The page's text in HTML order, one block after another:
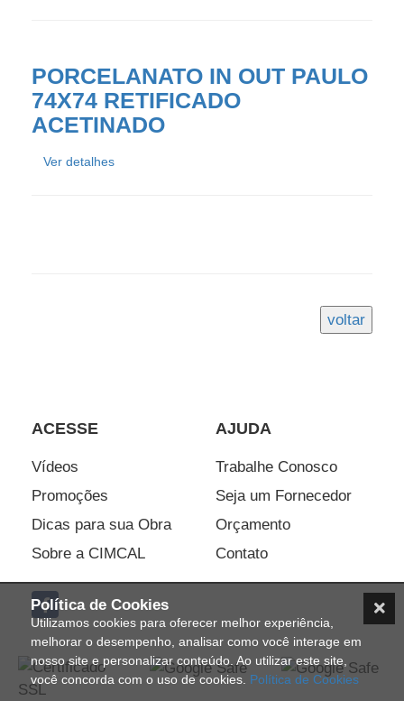
PORCELANATO IN OUT PAULO
74X74 RETIFICADO
ACETINADO
Ver detalhes
ACESSE
Vídeos
Promoções
Dicas para sua Obra
Sobre a CIMCAL
AJUDA
Trabalhe Conosco
Seja um Fornecedor
Orçamento
Contato
Política de Cookies
Utilizamos cookies para oferecer melhor experiência,
melhorar o desempenho, analisar como você interage em
nosso site e personalizar conteúdo. Ao utilizar este site,
você concorda com o uso de cookies. Política de Cookies